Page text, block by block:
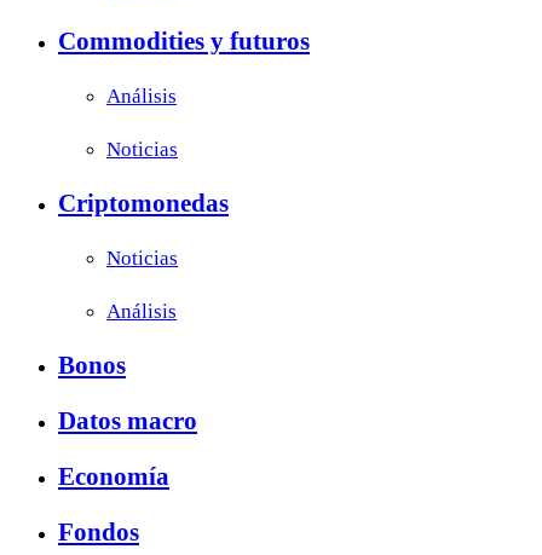
Commodities y futuros
Análisis
Noticias
Criptomonedas
Noticias
Análisis
Bonos
Datos macro
Economía
Fondos